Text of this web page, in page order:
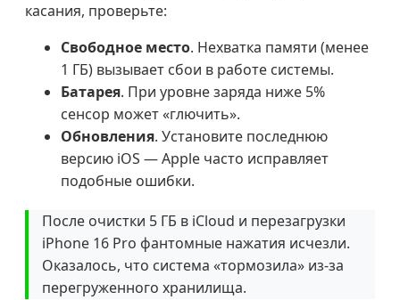
касания, проверьте:
Свободное место. Нехватка памяти (менее
1 ГБ) вызывает сбои в работе системы.
Батарея. При уровне заряда ниже 5%
сенсор может «глючить».
Обновления. Установите последнюю
версию iOS — Apple часто исправляет
подобные ошибки.
После очистки 5 ГБ в iCloud и перезагрузки
iPhone 16 Pro фантомные нажатия исчезли.
Оказалось, что система «тормозила» из-за
перегруженного хранилища.